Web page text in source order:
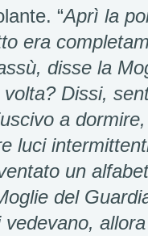
“Aprì la
era
disse la
Dissi,
a
luci
un
del